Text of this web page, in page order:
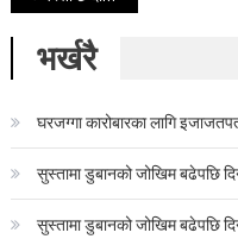
भर्खरै
घरजग्गा कारोबारका लागि
सुस्तामा डुबानको जोखिम बढेपछि
सुस्तामा डुबानको जोखिम बढेपछि